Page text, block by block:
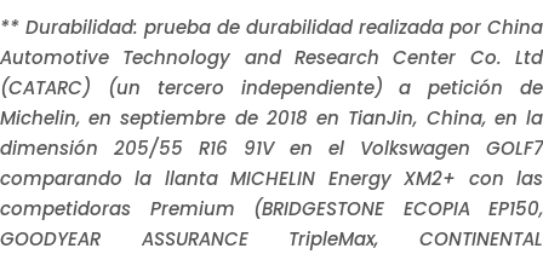
** Durabilidad: prueba de durabilidad realizada por China
Automotive Technology and Research Center Co. Ltd
(CATARC) (un tercero independiente) a petición de
Michelin, en septiembre de 2018 en TianJin, China, en la
dimensión 205/55 R16 91V en el Volkswagen GOLF7
comparando la llanta MICHELIN Energy XM2+ con las
competidoras Premium (BRIDGESTONE ECOPIA EP150,
GOODYEAR ASSURANCE TripleMax, CONTINENTAL